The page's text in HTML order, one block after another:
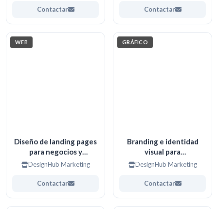
Contactar Contactar
WEB
Diseño de landing pages
para negocios y
campañas digitales
DesignHub Marketing
Contactar
GRÁFICO
Branding e identidad
visual para
emprendedores y
DesignHub Marketing
Contactar